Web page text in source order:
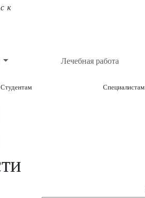
Лечебная работа
Студентам Специалистам